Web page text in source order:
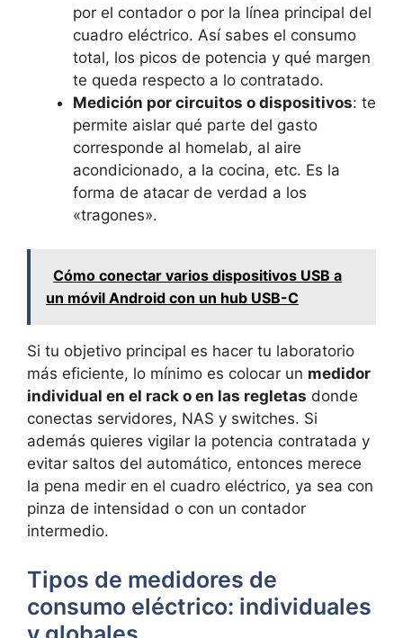
por el contador o por la línea principal del
cuadro eléctrico. Así sabes el consumo
total, los picos de potencia y qué margen
te queda respecto a lo contratado.
Medición por circuitos o dispositivos: te
permite aislar qué parte del gasto
corresponde al homelab, al aire
acondicionado, a la cocina, etc. Es la
forma de atacar de verdad a los
«tragones».
Cómo conectar varios dispositivos USB a
un móvil Android con un hub USB-C
Si tu objetivo principal es hacer tu laboratorio
más eficiente, lo mínimo es colocar un medidor
individual en el rack o en las regletas donde
conectas servidores, NAS y switches. Si
además quieres vigilar la potencia contratada y
evitar saltos del automático, entonces merece
la pena medir en el cuadro eléctrico, ya sea con
pinza de intensidad o con un contador
intermedio.
Tipos de medidores de
consumo eléctrico: individuales